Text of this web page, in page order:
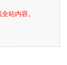
站内容。